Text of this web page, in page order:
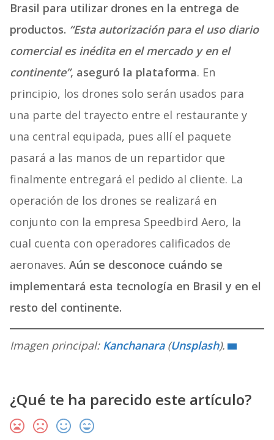
Brasil para utilizar drones en la entrega de
productos. “Esta autorización para el uso diario
comercial es inédita en el mercado y en el
continente”, aseguró la plataforma. En
principio, los drones solo serán usados para
una parte del trayecto entre el restaurante y
una central equipada, pues allí el paquete
pasará a las manos de un repartidor que
finalmente entregará el pedido al cliente. La
operación de los drones se realizará en
conjunto con la empresa Speedbird Aero, la
cual cuenta con operadores calificados de
aeronaves. Aún se desconoce cuándo se
implementará esta tecnología en Brasil y en el
resto del continente.
Imagen principal: Kanchanara(Unsplash).
¿Qué te ha parecido este artículo?